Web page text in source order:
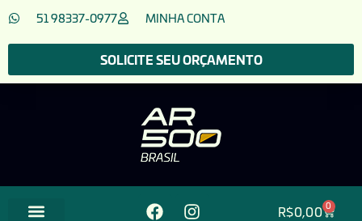
51 98337-0977 MINHA CONTA
SOLICITE SEU ORÇAMENTO
R$0,00 0